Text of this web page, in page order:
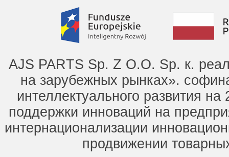
AJS PARTS Sp. Z O.O. Sp. к.
на зарубежных рынках».
интеллектуального развития
поддержки инноваций на
интернационализации
продвижении